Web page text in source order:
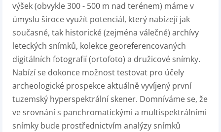
výšek (obvykle 300 - 500 m nad terénem) máme v
úmyslu široce využít potenciál, který nabízejí jak
současné, tak historické (zejména válečné) archívy
leteckých snímků, kolekce georeferencovaných
digitálních fotografií (ortofoto) a družicové snímky.
Nabízí se dokonce možnost testovat pro účely
archeologické prospekce aktuálně vyvíjený první
tuzemský hyperspektrální skener. Domníváme se, že
ve srovnání s panchromatickými a multispektrálními
snímky bude prostřednictvím analýzy snímků